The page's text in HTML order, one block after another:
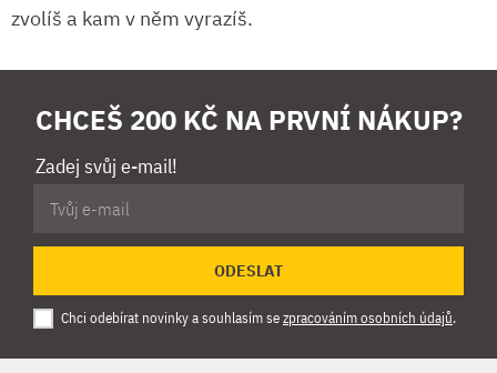
zvolíš a kam v něm vyrazíš.
CHCEŠ 200 KČ NA PRVNÍ NÁKUP?
Zadej svůj e-mail!
ODESLAT
Chci odebírat novinky a souhlasím sezpracováním osobních údajů.